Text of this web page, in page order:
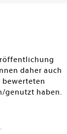
daher auch
bewerteten
genutzt haben.